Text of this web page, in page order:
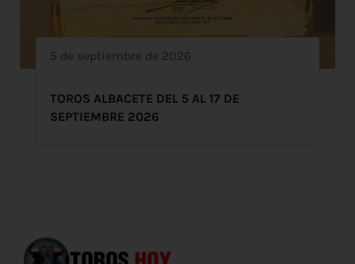
5 de septiembre de 2026
TOROS ALBACETE DEL 5 AL 17 DE
SEPTIEMBRE 2026